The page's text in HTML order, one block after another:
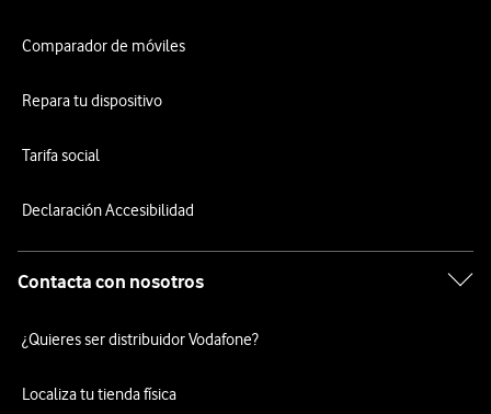
Comparador de móviles
Repara tu dispositivo
Tarifa social
Declaración Accesibilidad
Contacta con nosotros
¿Quieres ser distribuidor Vodafone?
Localiza tu tienda física